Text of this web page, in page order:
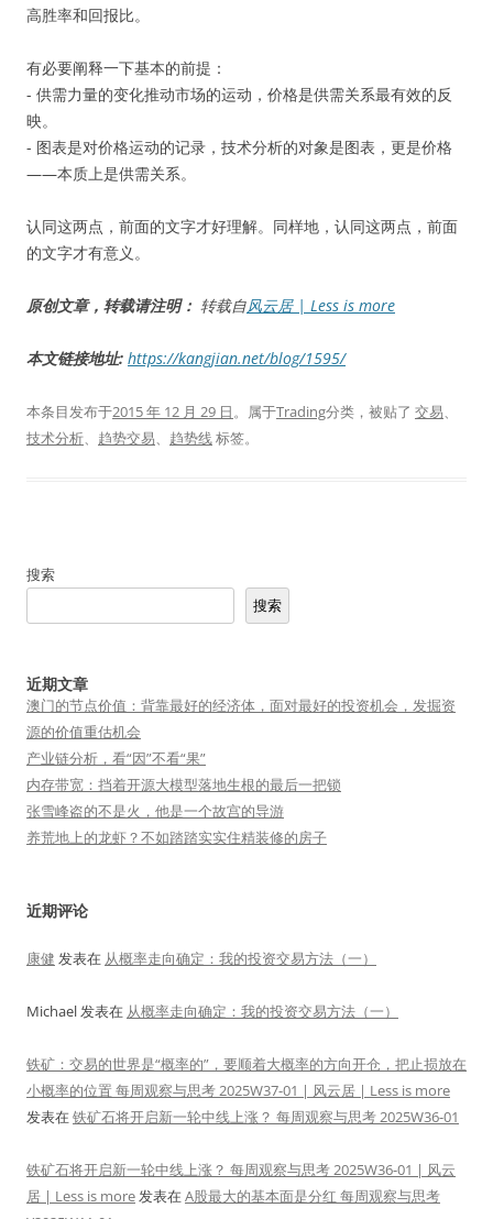
高胜率和回报比。
有必要阐释一下基本的前提：
- 供需力量的变化推动市场的运动，价格是供需关系最有效的反
映。
- 图表是对价格运动的记录，技术分析的对象是图表，更是价格
——本质上是供需关系。
认同这两点，前面的文字才好理解。同样地，认同这两点，前面
的文字才有意义。
原创文章，转载请注明： 转载自风云居 | Less is more
本文链接地址: https://kangjian.net/blog/1595/
本条目发布于2015 年 12 月 29 日。属于Trading分类，被贴了 交易、
技术分析、 趋势交易、 趋势线标签。
搜索
搜索
近期文章
澳门的节点价值：背靠最好的经济体，面对最好的投资机会，发掘资
源的价值重估机会
产业链分析，看“因”不看“果”
内存带宽：挡着开源大模型落地生根的最后一把锁
张雪峰盗的不是火，他是一个故宫的导游
养荒地上的龙虾？不如踏踏实实住精装修的房子
近期评论
康健 发表在 从概率走向确定：我的投资交易方法（一）
Michael发表在 从概率走向确定：我的投资交易方法（一）
铁矿：交易的世界是“概率的”，要顺着大概率的方向开仓，把止损放在
小概率的位置 每周观察与思考 2025W37-01 | 风云居 | Less is more
发表在铁矿石将开启新一轮中线上涨？ 每周观察与思考 2025W36-01
铁矿石将开启新一轮中线上涨？ 每周观察与思考 2025W36-01 | 风云
居 | Less is more发表在A股最大的基本面是分红 每周观察与思考